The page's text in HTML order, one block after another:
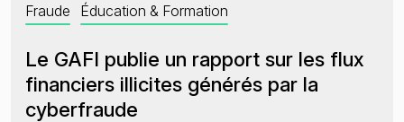
Fraude Éducation & Formation
Le GAFI publie un rapport sur les flux
financiers illicites générés par la
cyberfraude